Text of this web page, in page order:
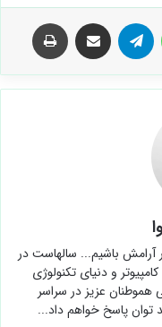
تلگرام اشتراک گذاری از طریق ایمیل
باشیم... سالهاست در
و دنیای تکنولوژی
عزیز در سراسر
پاسخ خواهم داد...